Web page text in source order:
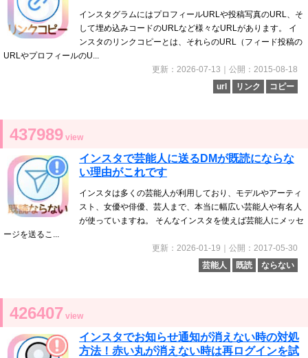
インスタグラムにはプロフィールURLや投稿写真のURL、そ
して埋め込みコードのURLなど様々なURLがあります。 イ
ンスタのリンクコピーとは、それらのURL（フィード投稿の
URLやプロフィールのU...
更新：2026-07-13｜公開：2015-08-18
url
リンク コピー
437989 view
インスタで芸能人に送るDMが既読にならな
い理由がこれです
インスタは多くの芸能人が利用しており、モデルやアーティ
スト、女優や俳優、芸人まで、本当に幅広い芸能人や有名人
が使っていますね。 そんなインスタを使えば芸能人にメッセ
ージを送るこ...
更新：2026-01-19｜公開：2017-05-30
芸能人
既読 ならない
426407 view
インスタでお知らせ通知が消えない時の対処
方法！赤い丸が消えない時は再ログインを試